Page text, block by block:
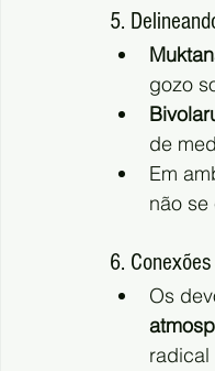
5.
gozo
de
Em
não
6.
Os
radical